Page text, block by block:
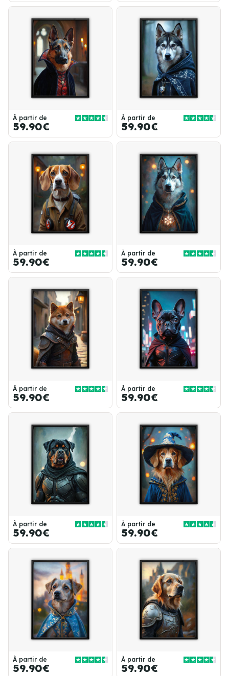
À partir de
59.90€
À partir de
59.90€
À partir de
59.90€
À partir de
59.90€
À partir de
59.90€
À partir de
59.90€
À partir de
59.90€
À partir de
59.90€
À partir de
59.90€
À partir de
59.90€